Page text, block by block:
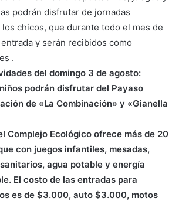
podrán disfrutar de jornadas
chicos, que durante todo el mes de
y serán recibidos como
.
del domingo 3 de agosto:
podrán disfrutar del Payaso
de «La Combinación» y «Gianella
Complejo Ecológico ofrece más de 20
con juegos infantiles, mesadas,
agua potable y energía
El costo de las entradas para
es de $3.000, auto $3.000, motos